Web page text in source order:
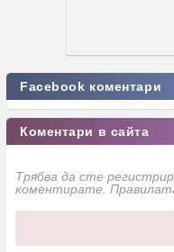
Facebook коментари
Коментари в сайта
Трябва да сте
коментирате.